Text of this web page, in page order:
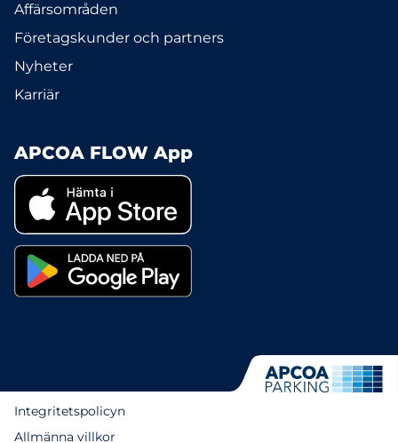
Affärsområden
Företagskunder och partners
Nyheter
Karriär
APCOA FLOW App
Integritetspolicyn
Allmänna villkor